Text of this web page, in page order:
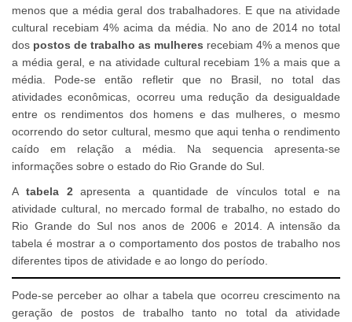
menos que a média geral dos trabalhadores. E que na atividade
cultural recebiam 4% acima da média. No ano de 2014 no total
dos postos de trabalho as mulheres recebiam 4% a menos que
a média geral, e na atividade cultural recebiam 1% a mais que a
média. Pode-se então refletir que no Brasil, no total das
atividades econômicas, ocorreu uma redução da desigualdade
entre os rendimentos dos homens e das mulheres, o mesmo
ocorrendo do setor cultural, mesmo que aqui tenha o rendimento
caído em relação a média. Na sequencia apresenta-se
informações sobre o estado do Rio Grande do Sul.
A tabela 2 apresenta a quantidade de vínculos total e na
atividade cultural, no mercado formal de trabalho, no estado do
Rio Grande do Sul nos anos de 2006 e 2014. A intensão da
tabela é mostrar a o comportamento dos postos de trabalho nos
diferentes tipos de atividade e ao longo do período.
Pode-se perceber ao olhar a tabela que ocorreu crescimento na
geração de postos de trabalho tanto no total da atividade